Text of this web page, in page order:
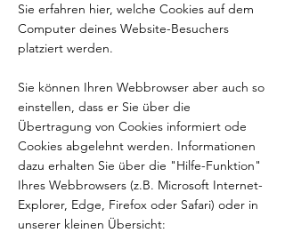
Sie erfahren hier, welche Cookies auf dem
Computer deines Website-Besuchers
platziert werden.
Sie können Ihren Webbrowser aber auch so
einstellen, dass er Sie über die
Übertragung von Cookies informiert ode
Cookies abgelehnt werden. Informationen
dazu erhalten Sie über die "Hilfe-Funktion"
Ihres Webbrowsers (z.B. Microsoft Internet-
Explorer, Edge, Firefox oder Safari) oder in
unserer kleinen Übersicht: